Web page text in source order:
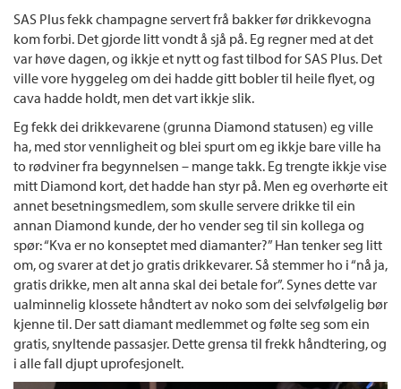
SAS Plus fekk champagne servert frå bakker før drikkevogna
kom forbi. Det gjorde litt vondt å sjå på. Eg regner med at det
var høve dagen, og ikkje et nytt og fast tilbod for SAS Plus. Det
ville vore hyggeleg om dei hadde gitt bobler til heile flyet, og
cava hadde holdt, men det vart ikkje slik.
Eg fekk dei drikkevarene (grunna Diamond statusen) eg ville
ha, med stor vennligheit og blei spurt om eg ikkje bare ville ha
to rødviner fra begynnelsen – mange takk. Eg trengte ikkje vise
mitt Diamond kort, det hadde han styr på. Men eg overhørte eit
annet besetningsmedlem, som skulle servere drikke til ein
annan Diamond kunde, der ho vender seg til sin kollega og
spør: “Kva er no konseptet med diamanter?” Han tenker seg litt
om, og svarer at det jo gratis drikkevarer. Så stemmer ho i “nå ja,
gratis drikke, men alt anna skal dei betale for”. Synes dette var
ualminnelig klossete håndtert av noko som dei selvfølgelig bør
kjenne til. Der satt diamant medlemmet og følte seg som ein
gratis, snyltende passasjer. Dette grensa til frekk håndtering, og
i alle fall djupt uprofesjonelt.